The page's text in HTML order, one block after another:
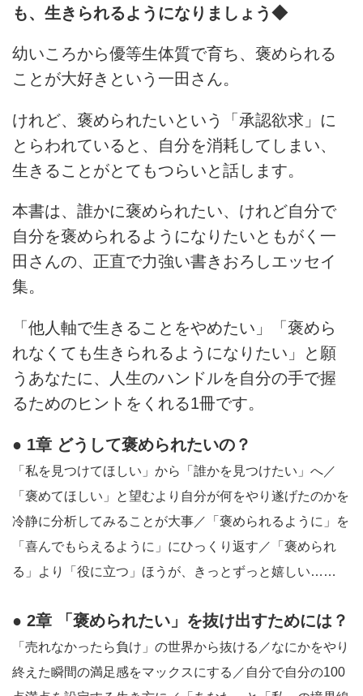
も、生きられるようになりましょう◆
幼いころから優等生体質で育ち、褒められる
ことが大好きという一田さん。
けれど、褒められたいという「承認欲求」に
とらわれていると、自分を消耗してしまい、
生きることがとてもつらいと話します。
本書は、誰かに褒められたい、けれど自分で
自分を褒められるようになりたいともがく一
田さんの、正直で力強い書きおろしエッセイ
集。
「他人軸で生きることをやめたい」「褒めら
れなくても生きられるようになりたい」と願
うあなたに、人生のハンドルを自分の手で握
るためのヒントをくれる1冊です。
● 1章 どうして褒められたいの？
「私を見つけてほしい」から「誰かを見つけたい」へ／
「褒めてほしい」と望むより自分が何をやり遂げたのかを
冷静に分析してみることが大事／「褒められるように」を
「喜んでもらえるように」にひっくり返す／「褒められ
る」より「役に立つ」ほうが、きっとずっと嬉しい……
● 2章 「褒められたい」を抜け出すためには？
「売れなかったら負け」の世界から抜ける／なにかをやり
終えた瞬間の満足感をマックスにする／自分で自分の100